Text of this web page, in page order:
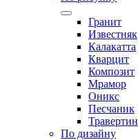
Гранит
Известняк
Калакатта
Кварцит
Композит
Мрамор
Оникс
Песчаник
Травертин
По дизайну